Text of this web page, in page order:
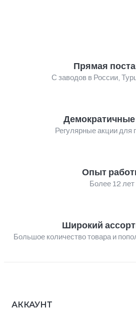
Прямая
С заводов в России,
Регулярные акции для
Опыт
Более 12 лет
Широкий
Большое количество товара и
АККАУНТ